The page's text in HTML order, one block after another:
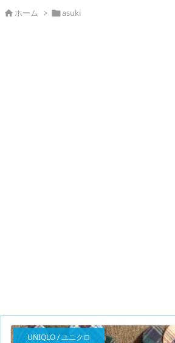
ホーム > asuki
UNIQLO / ユニクロ